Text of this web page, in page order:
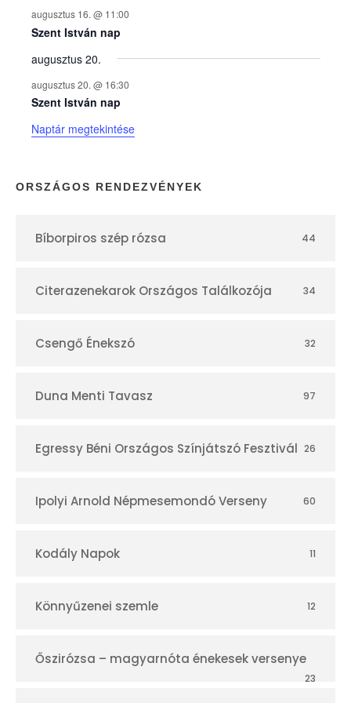
e
k
n
a
p
r
augusztus 16. @ 11:00
Szent István nap
augusztus 20.
augusztus 20. @ 16:30
Szent István nap
Naptár megtekintése
ORSZÁGOS RENDEZVÉNYEK
Bíborpiros szép rózsa 44
Citerazenekarok Országos Találkozója 34
Csengő Énekszó 32
Duna Menti Tavasz 97
Egressy Béni Országos Színjátszó Fesztivál 26
Ipolyi Arnold Népmesemondó Verseny 60
Kodály Napok 11
Könnyűzenei szemle 12
Őszirózsa – magyarnóta énekesek versenye
23